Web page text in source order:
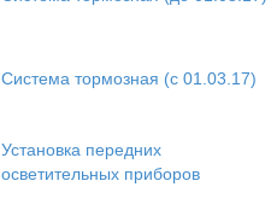
Система тормозная (с 01.03.17)
Установка передних
осветительных приборов